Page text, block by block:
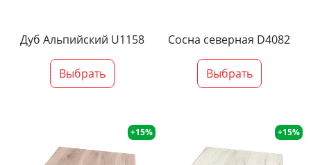
Дуб Альпийский U1158
Выбрать
Сосна северная D4082
Выбрать
+15% +15%